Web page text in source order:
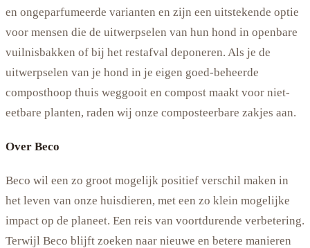
en ongeparfumeerde varianten en zijn een uitstekende optie
voor mensen die de uitwerpselen van hun hond in openbare
vuilnisbakken of bij het restafval deponeren. Als je de
uitwerpselen van je hond in je eigen goed-beheerde
composthoop thuis weggooit en compost maakt voor niet-
eetbare planten, raden wij onze composteerbare zakjes aan.
Over Beco
Beco wil een zo groot mogelijk positief verschil maken in
het leven van onze huisdieren, met een zo klein mogelijke
impact op de planeet. Een reis van voortdurende verbetering.
Terwijl Beco blijft zoeken naar nieuwe en betere manieren